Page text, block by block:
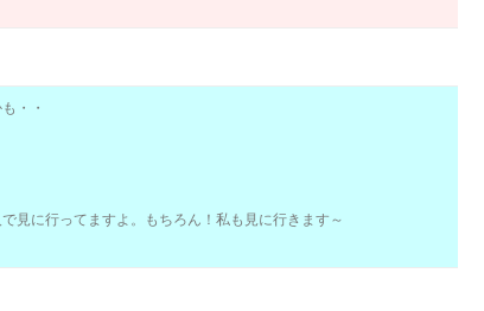
・・
見に行ってますよ。もちろん！私も見に行きます～